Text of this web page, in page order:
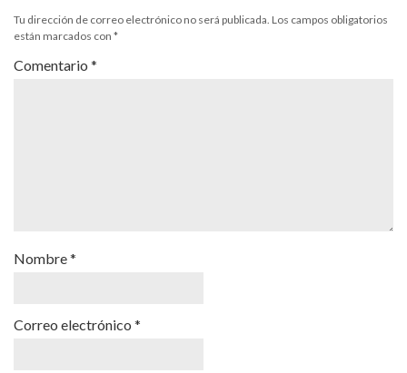
Tu dirección de correo electrónico no será publicada. Los campos obligatorios
están marcados con *
Comentario *
Nombre*
Correo electrónico *